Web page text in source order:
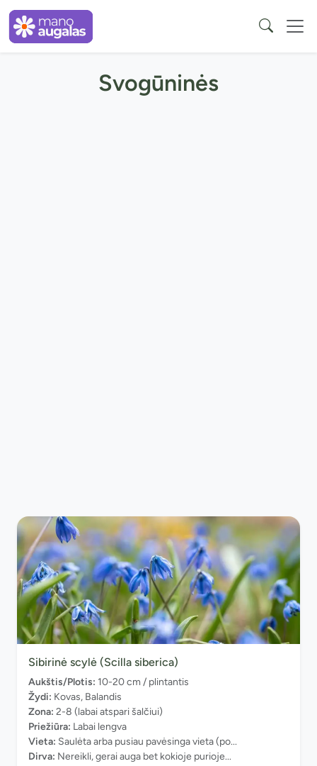
Svogūninės
Sibirinė scylė (Scilla siberica)
Aukštis/Plotis: 10-20 cm / plintantis
Žydi: Kovas, Balandis
Zona: 2-8 (labai atspari šalčiui)
Priežiūra: Labai lengva
Vieta: Saulėta arba pusiau pavėsinga vieta (po...
Dirva: Nereikli, gerai auga bet kokioje purioje...